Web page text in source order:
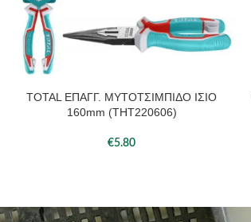
TOTAL ΕΠΑΓΓ. ΜΥΤΟΤΣΙΜΠΙΔΟ ΙΣΙΟ
160mm (THT220606)
€5.80